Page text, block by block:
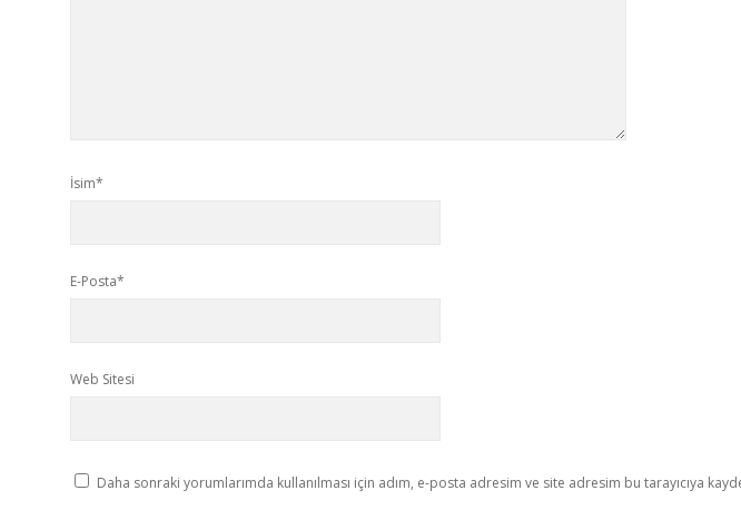
İsim*
E-Posta*
Web Sitesi
Daha sonraki yorumlarımda kullanılması için adım, e-posta adresim ve site adresim bu tarayıcıya